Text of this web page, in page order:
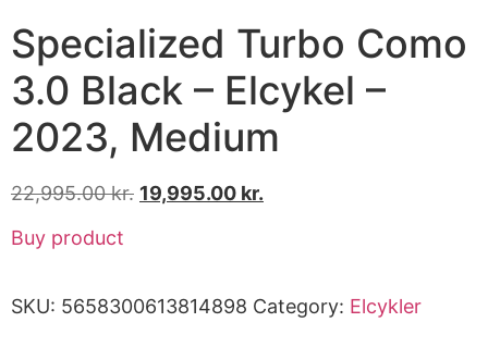
Specialized Turbo Como
3.0 Black – Elcykel –
2023, Medium
22,995.00kr. 19,995.00 kr.
Buy product
SKU: 5658300613814898 Category: Elcykler